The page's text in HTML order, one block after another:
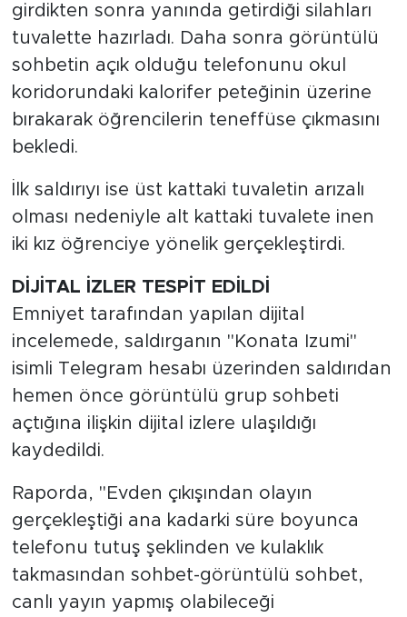
girdikten sonra yanında getirdiği silahları
tuvalette hazırladı. Daha sonra görüntülü
sohbetin açık olduğu telefonunu okul
koridorundaki kalorifer peteğinin üzerine
bırakarak öğrencilerin teneffüse çıkmasını
bekledi.
İlk saldırıyı ise üst kattaki tuvaletin arızalı
olması nedeniyle alt kattaki tuvalete inen
iki kız öğrenciye yönelik gerçekleştirdi.
DİJİTAL İZLER TESPİT EDİLDİ
Emniyet tarafından yapılan dijital
incelemede, saldırganın "Konata Izumi"
isimli Telegram hesabı üzerinden saldırıdan
hemen önce görüntülü grup sohbeti
açtığına ilişkin dijital izlere ulaşıldığı
kaydedildi.
Raporda, "Evden çıkışından olayın
gerçekleştiği ana kadarki süre boyunca
telefonu tutuş şeklinden ve kulaklık
takmasından sohbet-görüntülü sohbet,
canlı yayın yapmış olabileceği